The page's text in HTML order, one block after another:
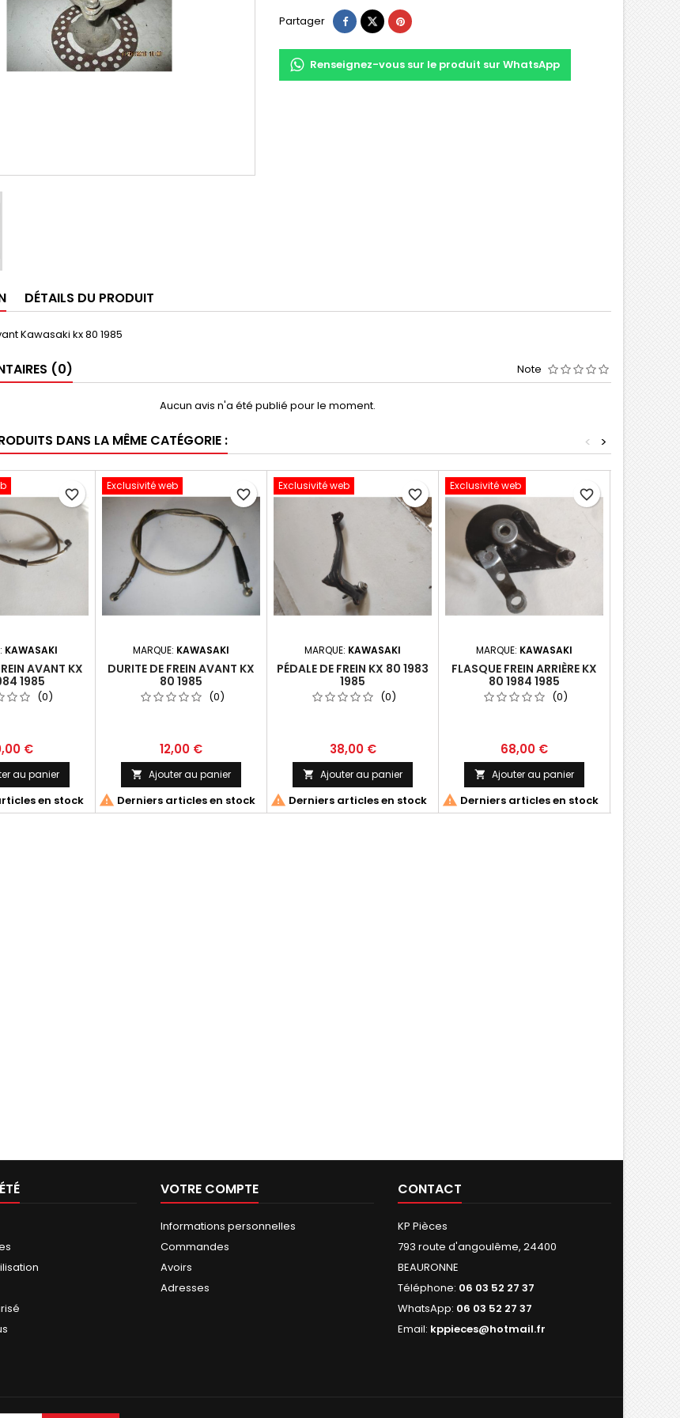
Partager
Renseignez-vous sur le produit sur WhatsApp
DÉTAILS DU PRODUIT
Kawasaki kx 80 1985
(0) Note
Aucun avis n'a été publié pour le moment.
DANS LA MÊME CATÉGORIE : >
<
KAWASAKI
AVANT KX
1985
(0)
€
au panier
en stock
favorite_border
Exclusivité web
MARQUE: KAWASAKI
DURITE DE FREIN AVANT KX
80 1985
(0)
12,00 €
 Ajouter au panier
 Derniers articles en stock
favorite_border
Exclusivité web
MARQUE: KAWASAKI
PÉDALE DE FREIN KX 80 1983
1985
(0)
38,00 €
 Ajouter au panier
 Derniers articles en stock
favorite_border
Exclusivité web
MARQUE: KAWASAKI
FLASQUE FREIN ARRIÈRE KX
80 1984 1985
(0)
68,00 €
 Ajouter au panier
 Derniers articles en stock
favorite_border
VOTRE COMPTE
Informations personnelles
Commandes
Avoirs
Adresses
CONTACT
KP Pièces
793 route d'angoulême, 24400
BEAURONNE
Téléphone: 06 03 52 27 37
WhatsApp: 06 03 52 27 37
Email: kppieces@hotmail.fr